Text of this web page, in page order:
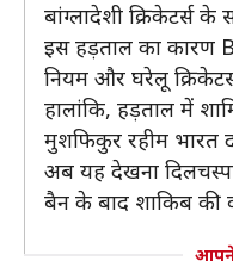
बांग्लादेशी क्रिकेटर्स के
इस हड़ताल का कारण
नियम और घरेलू
हालांकि, हड़ताल में
मुशफिकुर रहीम भारत
अब यह देखना
बैन के बाद शाकिब की
आपने